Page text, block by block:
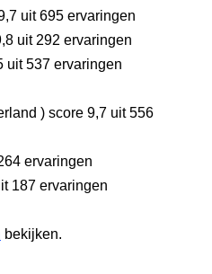
uit 695 ervaringen
uit 292 ervaringen
uit 537 ervaringen
) score 9,7 uit 556
ervaringen
187 ervaringen
bekijken.